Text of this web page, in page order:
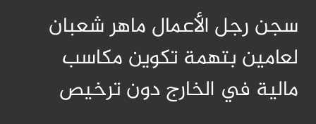
سجن رجل الأعمال ماهر شعبان
لعامين بتهمة تكوين مكاسب
مالية في الخارج دون ترخيص